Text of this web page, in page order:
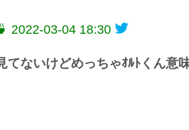
2022-03-04 18:30
てないけどめっちゃｵﾙﾄくん意